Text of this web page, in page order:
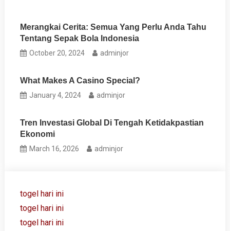
Merangkai Cerita: Semua Yang Perlu Anda Tahu
Tentang Sepak Bola Indonesia
October 20, 2024 adminjor
What Makes A Casino Special?
January 4, 2024 adminjor
Tren Investasi Global Di Tengah Ketidakpastian
Ekonomi
March 16, 2026 adminjor
togel hari ini
togel hari ini
togel hari ini